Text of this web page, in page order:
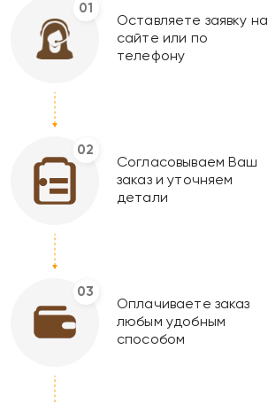
01
Оставляете заявку на
сайте или по
телефону
02
Согласовываем Ваш
заказ и уточняем
детали
03
Оплачиваете заказ
любым удобным
способом